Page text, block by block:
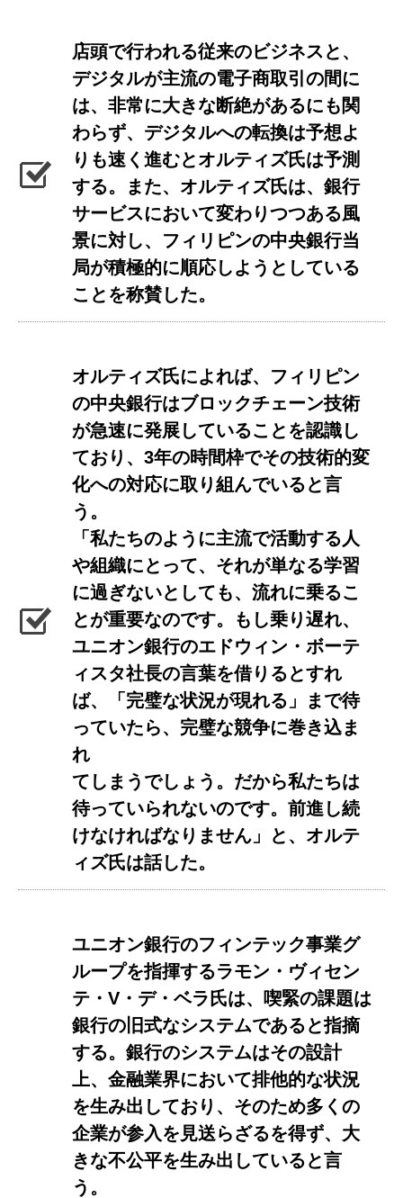
店頭で行われる従来のビジネスと、
デジタルが主流の電子商取引の間に
は、非常に大きな断絶があるにも関
わらず、デジタルへの転換は予想よ
りも速く進むとオルティズ氏は予測
する。また、オルティズ氏は、銀行
サービスにおいて変わりつつある風
景に対し、フィリピンの中央銀行当
局が積極的に順応しようとしている
ことを称賛した。
オルティズ氏によれば、フィリピン
の中央銀行はブロックチェーン技術
が急速に発展していることを認識し
ており、3年の時間枠でその技術的変
化への対応に取り組んでいると言
う。
「私たちのように主流で活動する人
や組織にとって、それが単なる学習
に過ぎないとしても、流れに乗るこ
とが重要なのです。もし乗り遅れ、
ユニオン銀行のエドウィン・ボーテ
ィスタ社長の言葉を借りるとすれ
ば、「完璧な状況が現れる」まで待
っていたら、完璧な競争に巻き込ま
れ
てしまうでしょう。だから私たちは
待っていられないのです。前進し続
けなければなりません」と、オルテ
ィズ氏は話した。
ユニオン銀行のフィンテック事業グ
ループを指揮するラモン・ヴィセン
テ・V・デ・ベラ氏は、喫緊の課題は
銀行の旧式なシステムであると指摘
する。銀行のシステムはその設計
上、金融業界において排他的な状況
を生み出しており、そのため多くの
企業が参入を見送らざるを得ず、大
きな不公平を生み出していると言
う。